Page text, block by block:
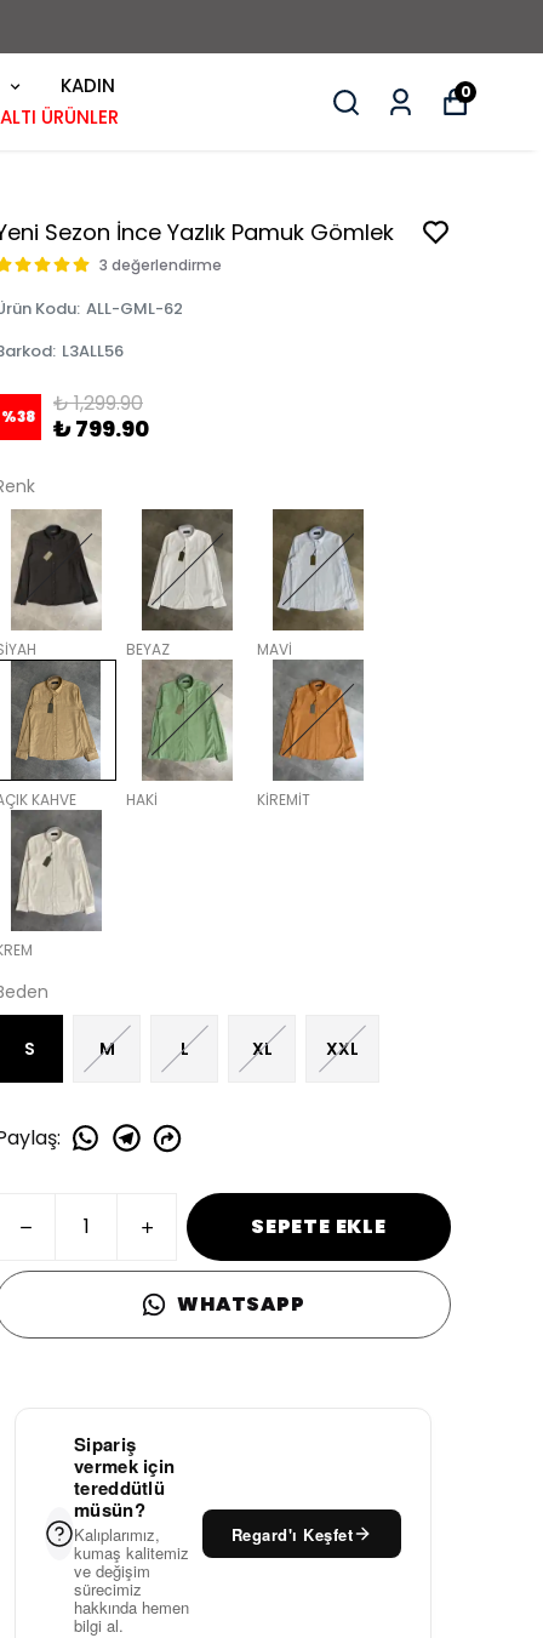
KADIN
ÜRÜNLER
0
Sezon İnce Yazlık Pamuk Gömlek
3 değerlendirme
Kodu: ALL-GML-62
: L3ALL56
%38 ₺ 1,299.90
₺ 799.90
BEYAZ MAVİ
KAHVE HAKİ KİREMİT
S M L XL XXL
:
SEPETE EKLE
WHATSAPP
Sipariş
vermek için
tereddütlü
müsün?
Kalıplarımız,
kumaş kalitemiz
ve değişim
sürecimiz
hakkında hemen
bilgi al.
Regard'ı Keşfet